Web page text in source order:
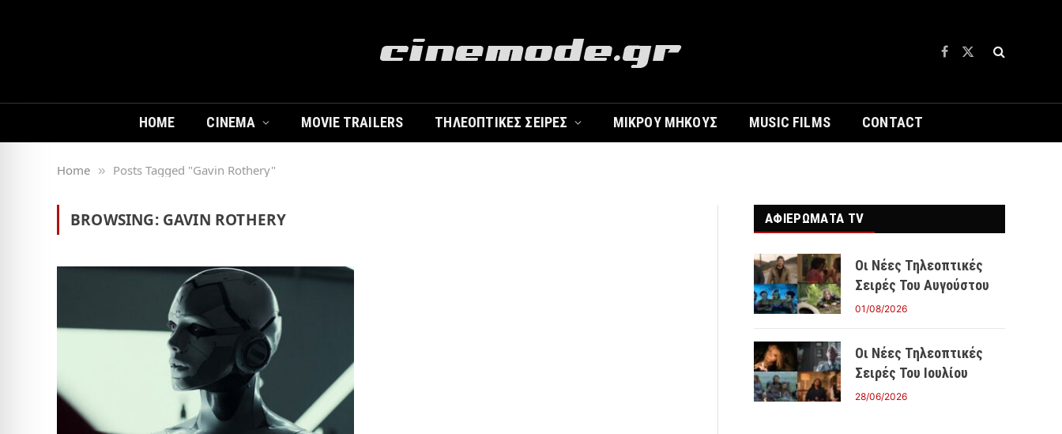
Facebook
X
HOME CINEMA MOVIE TRAILERS ΤΗΛΕΟΠΤΙΚΈΣ ΣΕΙΡΈΣ ΜΙΚΡΟΎ ΜΉΚΟΥΣ MUSIC FILMS CONTACT
Home » Posts Tagged "Gavin Rothery"
BROWSING: GAVIN ROTHERY ΑΦΙΕΡΩΜΑΤΑ TV
Οι Νέες Τηλεοπτικές
Σειρές Του Αυγούστου
01/08/2026
Οι Νέες Τηλεοπτικές
Σειρές Του Ιουλίου
28/06/2026